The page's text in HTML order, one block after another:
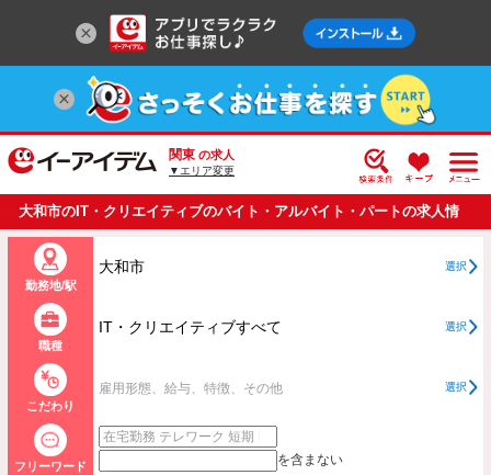
関東 の求人
▼エリア変更
大和市のIT・クリエイティブのバイト・アルバイト・パートの求人情
報一覧
勤務地/駅
大和市 選択
職種
IT・クリエイティブすべて 選択
こだわり
雇用形態、給与、特徴、その他 選択
フリーワード を含まない